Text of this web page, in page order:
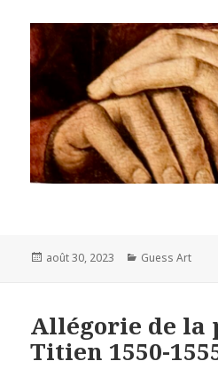
Posted
août 30, 2023 Categories
Guess Art
Allégorie de la
Titien 1550-